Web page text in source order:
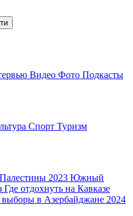
Видео Фото Подкасты
Спорт Туризм
2023 Южный
Где отдохнуть на Кавказе
выборы в Азербайджане 2024